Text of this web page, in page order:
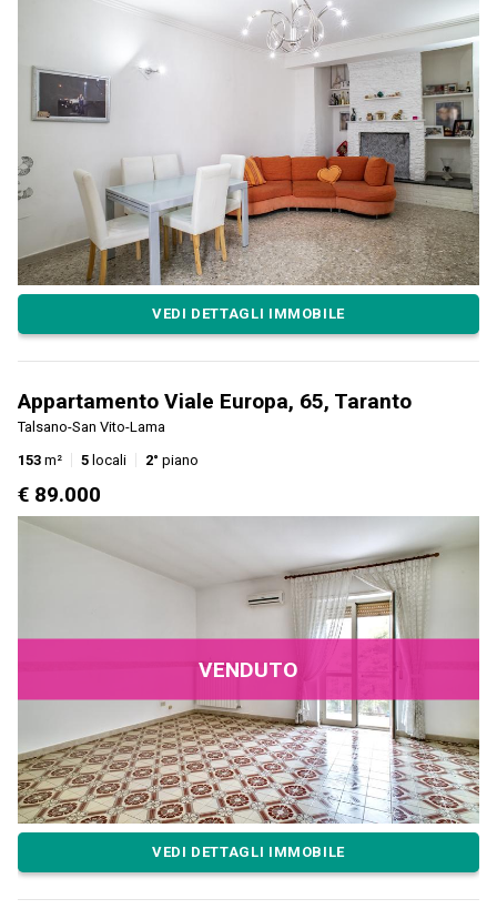
VEDI DETTAGLI IMMOBILE
Appartamento Viale Europa, 65, Taranto
Talsano-San Vito-Lama
153 m² 5 locali 2° piano
€ 89.000
VENDUTO
VEDI DETTAGLI IMMOBILE